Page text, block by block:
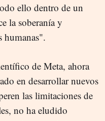
ello dentro de un
la soberanía y
humanas".
de Meta, ahora
en desarrollar nuevos
las limitaciones de
no ha eludido